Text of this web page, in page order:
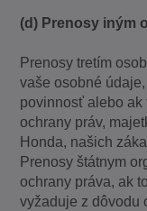
(d) Prenosy iným
Prenosy tretím
vaše osobné
povinnosť alebo ak
ochrany práv,
Honda, našich
Prenosy štátnym
ochrany práva, ak
vyžaduje z dôvodu